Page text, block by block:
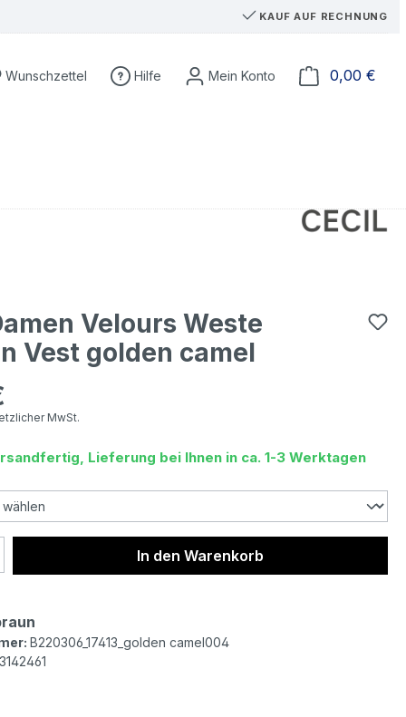
KAUF AUF RECHNUNG
Du hast 0 Produkte auf dem Merkzettel
Wunschzettel Hilfe 0,00 €
Velours Weste
Vest golden camel
MwSt.
Lieferung bei Ihnen in ca. 1-3 Werktagen
Gib den gewünschten Wert
In den Warenkorb
B220306_17413_golden camel004